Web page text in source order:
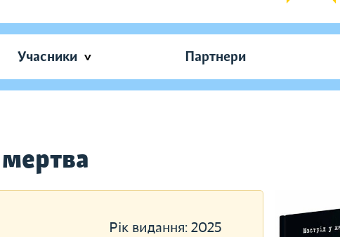
Учасники Партнери
Рік видання: 2025